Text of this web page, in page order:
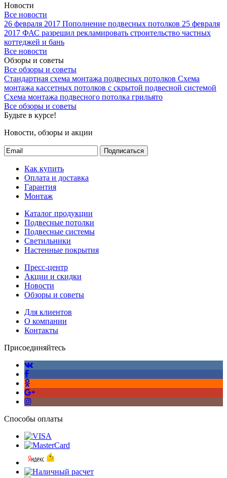
Новости
Все новости
26 февраля 2017 Пополнение подвесных потолков 25 февраля
2017 ФАС разрешил рекламировать строительство частных
коттеджей и бань
Все новости
Обзоры и советы
Все обзоры и советы
Стандартная схема монтажа подвесных потолков Схема
монтажа кассетных потолков с скрытой подвесной системой
Схема монтажа подвесного потолка грильято
Все обзоры и советы
Будьте в курсе!
Новости, обзоры и акции
Подписаться
Как купить
Оплата и доставка
Гарантия
Монтаж
Каталог продукции
Подвесные потолки
Подвесные системы
Светильники
Настенные покрытия
Пресс-центр
Акции и скидки
Новости
Обзоры и советы
Для клиентов
О компании
Контакты
Присоединяйтесь
Способы оплаты